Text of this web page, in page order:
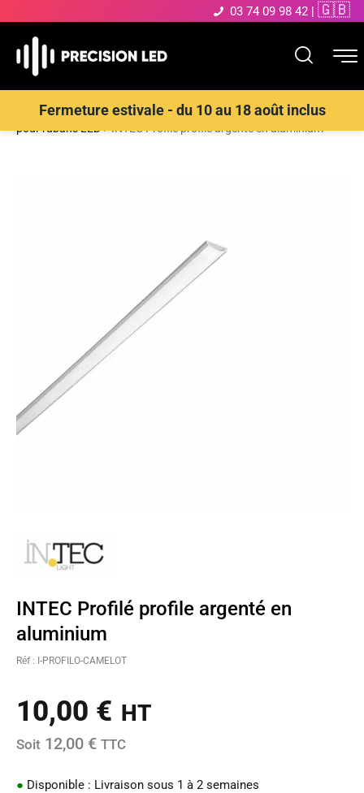
03 74 09 98 42 | 🇬🇧
Fermeture estivale - du 10 au 18 août inclus
Accueil>Boutique>Ruban LED et Bande LED>Profilé aluminium
pour rubans LED>INTEC Profilé profile argenté en aluminium
INTEC Profilé profile argenté en
aluminium
Réf : I-PROFILO-CAMELOT
10,00 € HT
Soit 12,00 € TTC
● Disponible : Livraison sous 1 à 2 semaines